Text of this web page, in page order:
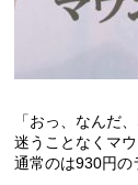
「おっ、なんだ
迷うことなくマ
通常のは930円の